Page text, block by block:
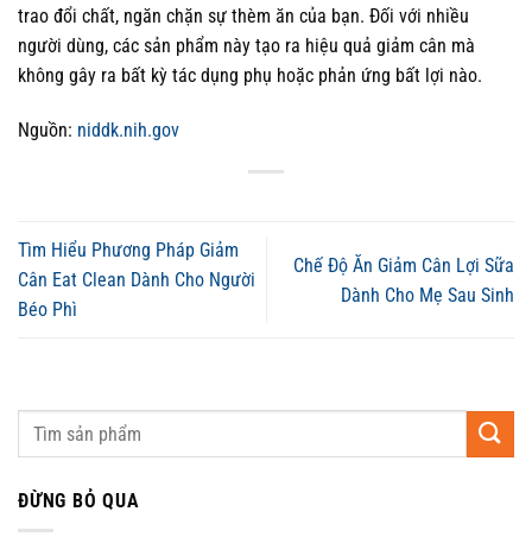
trao đổi chất, ngăn chặn sự thèm ăn của bạn. Đối với nhiều
người dùng, các sản phẩm này tạo ra hiệu quả giảm cân mà
không gây ra bất kỳ tác dụng phụ hoặc phản ứng bất lợi nào.
Nguồn: niddk.nih.gov
Tìm Hiểu Phương Pháp Giảm
Cân Eat Clean Dành Cho Người
Béo Phì
Chế Độ Ăn Giảm Cân Lợi Sữa
Dành Cho Mẹ Sau Sinh
ĐỪNG BỎ QUA